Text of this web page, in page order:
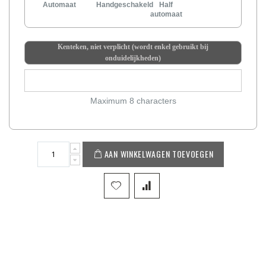
Automaat Handgeschakeld
Half
automaat
Kenteken, niet verplicht (wordt enkel gebruikt bij
onduidelijkheden)
Maximum 8 characters
AAN WINKELWAGEN TOEVOEGEN